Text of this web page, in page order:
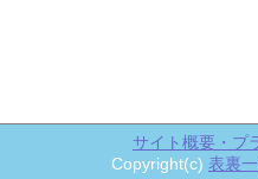
サイト概要・プ
Copyright(c) 表裏